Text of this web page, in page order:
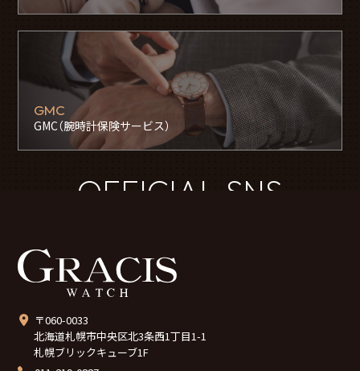
GMC
GMC（腕時計保険サービス）
OFFICIAL SNS
〒060-0033
北海道札幌市中央区北3条西1丁目1-1
札幌ブリックキューブ1F